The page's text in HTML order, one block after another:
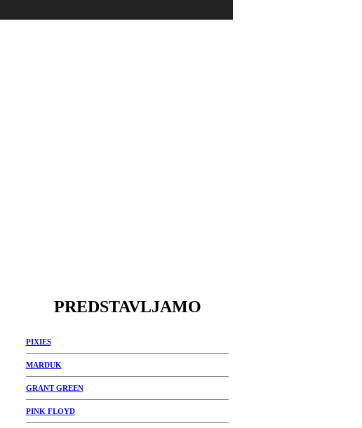
PREDSTAVLJAMO
PIXIES
MARDUK
GRANT GREEN
PINK FLOYD